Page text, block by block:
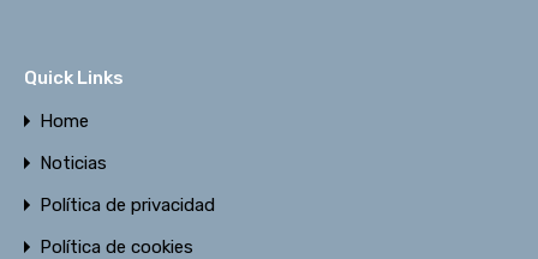
Quick Links
Home
Noticias
Política de privacidad
Política de cookies